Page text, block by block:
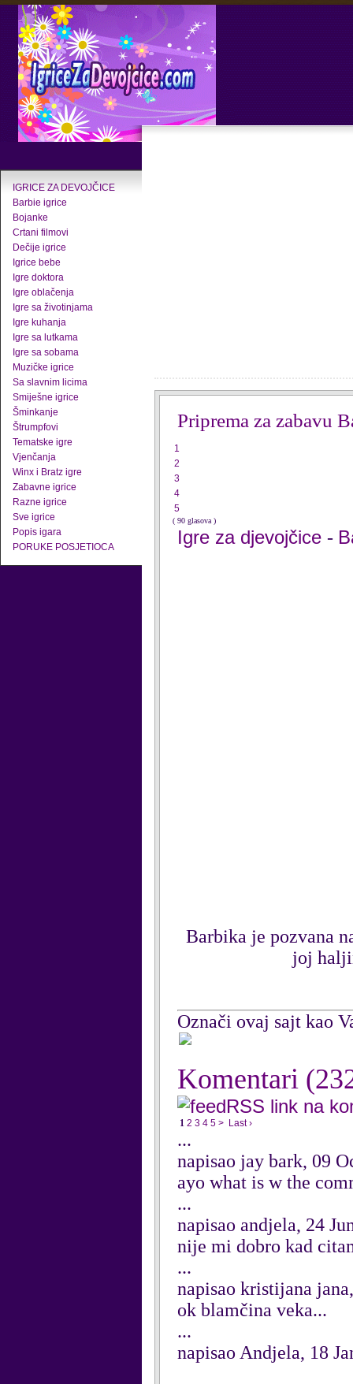
IGRICE ZA DEVOJČICE
Barbie igrice
Bojanke
Crtani filmovi
Dečije igrice
Igrice bebe
Igre doktora
Igre oblačenja
Igre sa životinjama
Igre kuhanja
Igre sa lutkama
Igre sa sobama
Muzičke igrice
Sa slavnim licima
Smiješne igrice
Šminkanje
Štrumpfovi
Tematske igre
Vjenčanja
Winx i Bratz igre
Zabavne igrice
Razne igrice
Sve igrice
Popis igara
PORUKE POSJETIOCA
Priprema za zabavu
1
2
3
4
5
( 90 glasova )
Igre za djevojčice -
Barbika je pozvana
joj
Označi ovaj sajt kao
Komentari
RSS link na
1 2 3 4 5 > Last ›
...
napisao jay bark, 09
ayo what is w the
...
napisao andjela, 24
nije mi dobro kad
...
napisao kristijana
ok blamčina veka...
...
napisao Andjela, 18